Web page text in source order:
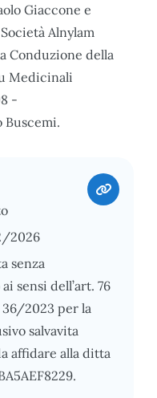
Giaccone e
Alnylam
Conduzione della
Medicinali
-
Buscemi.
2026
senza
sensi dell’art. 76
36/2023 per la
salvavita
affidare alla ditta